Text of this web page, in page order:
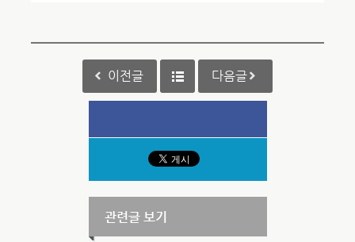
이전글 다음글
관련글 보기